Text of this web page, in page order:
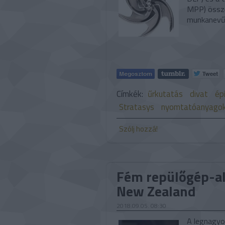
MPP)
Címkék: űrkutatás divat
Stratasys
Szólj hozzá!
Fém repülőgép-
New Zealand
2018.09.05. 08:30
A